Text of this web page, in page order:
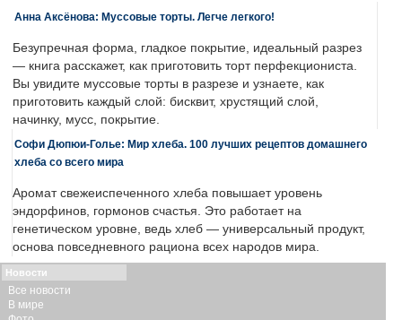
Анна Аксёнова: Муссовые торты. Легче легкого!
Безупречная форма, гладкое покрытие, идеальный разрез
— книга расскажет, как приготовить торт перфекциониста.
Вы увидите муссовые торты в разрезе и узнаете, как
приготовить каждый слой: бисквит, хрустящий слой,
начинку, мусс, покрытие.
Софи Дюпюи-Голье: Мир хлеба. 100 лучших рецептов домашнего
хлеба со всего мира
Аромат свежеиспеченного хлеба повышает уровень
эндорфинов, гормонов счастья. Это работает на
генетическом уровне, ведь хлеб — универсальный продукт,
основа повседневного рациона всех народов мира.
Новости
Все новости
В мире